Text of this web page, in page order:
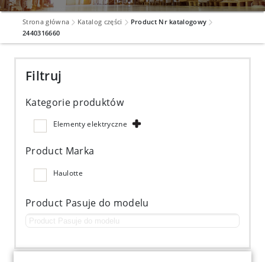
Strona główna Katalog części
Product Nr katalogowy
2440316660
Filtruj
Kategorie produktów
Elementy elektryczne
Product Marka
Haulotte
Product Pasuje do modelu